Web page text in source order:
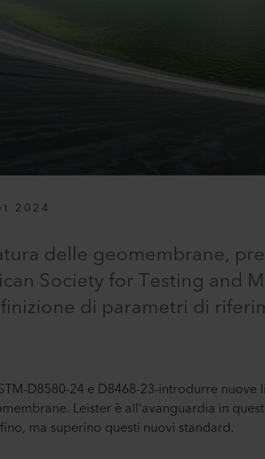
2024
delle geomembrane,
Society for Testing and
di parametri di
D8580-24 e D8468-23-introdurre
Leister è all'avanguardia in
ma superino questi nuovi standard.